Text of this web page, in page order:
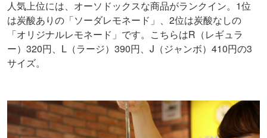
人気上位には、オーソドックスな商品がランクイン。1位
は炭酸ありの「ソーダレモネード」、2位は炭酸なしの
「オリジナルレモネード」です。こちらはR（レギュラ
ー）320円、L（ラージ）390円、J（ジャンボ）410円の3
サイズ。